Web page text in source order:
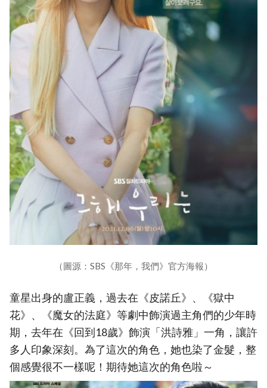
（圖源：SBS《那年，我們》官方海報）
童星出身的盧正義，過去在《皮諾丘》、《獄中
花》、《魔女的法庭》等劇中飾演過主角們的少年時
期，去年在《回到18歲》飾演「洪詩雅」一角，讓許
多人印象深刻。為了這次的角色，她也染了金髮，整
個感覺很不一樣呢！期待她這次的角色啦～